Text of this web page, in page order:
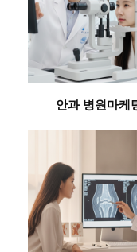
안과 병원마케